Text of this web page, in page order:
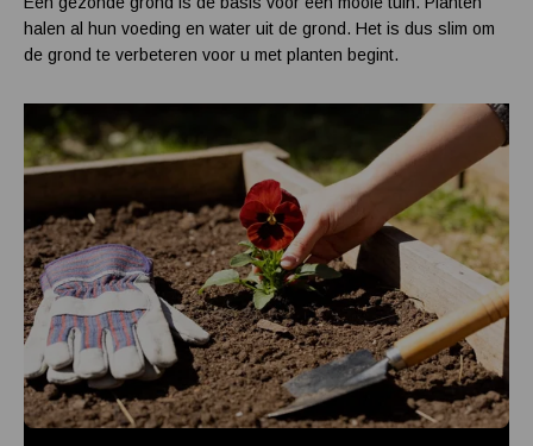
halen al hun voeding en water uit de grond. Het is dus slim om
de grond te verbeteren voor u met planten begint.